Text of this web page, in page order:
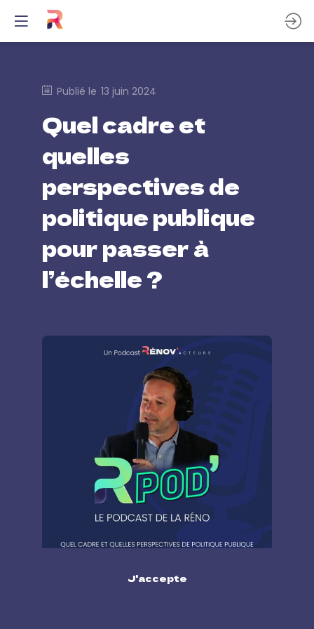
Publié le 13 juin 2024
Quel cadre et
quelles
perspectives de
politique publique
pour passer à
l’échelle ?
J'accepte